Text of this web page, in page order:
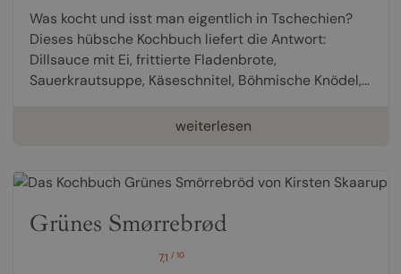
Was kocht und isst man eigentlich in Tschechien?
Dieses hübsche Kochbuch liefert die Antwort:
Dillsauce mit Ei, frittierte Fladenbrote,
Sauerkrautsuppe, Käseschnitel, Böhmische Knödel,...
weiterlesen
Grünes Smørrebrød
7,1/ 10